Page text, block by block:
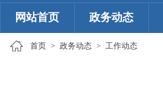
网站首页 政务动态
首页 > 政务动态 > 工作动态